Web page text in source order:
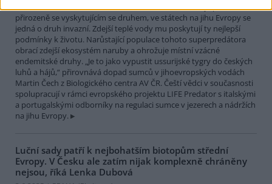
v našich vodách je původním
přirozeně se vyskytujícím se druhem, ve státech na jihu Evropy se
jedná o druh invazní. Zdejší teplé vody mu poskytují ty nejlepší
podmínky k životu. Narůstající populace tohoto superpredátora
obrací zdejší ekosystém naruby a ohrožuje místní vzácné
endemitské druhy. „Je to jako vypustit ussurijské tygry do českých
luhů a hájů,“ přirovnává dopad sumců v jihoevropských vodách
Martin Čech z Biologického centra AV ČR. Čeští vědci v současnosti
spolupracují v rámci evropského projektu LIFE Predator s italskými
a portugalskými odborníky na regulaci sumce v jezerech a nádržích
na jihu Evropy.
Luční sady patří k nejbohatším biotopům střední
Evropy. V Česku ale zatím nijak komplexně chráněny
nejsou, říká Lenka Dubová